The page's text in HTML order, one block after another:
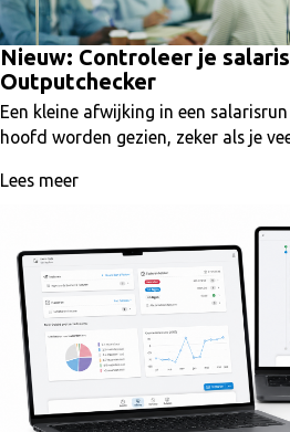
Nieuw: Controleer je
Outputchecker
Een kleine afwijking in een
hoofd worden gezien, zeker als je
Lees meer